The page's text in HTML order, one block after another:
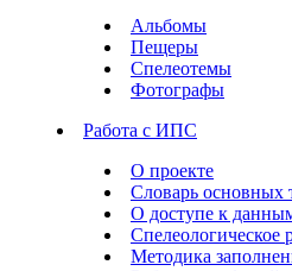
Альбомы
Пещеры
Спелеотемы
Фотографы
Работа с ИПС
О проекте
Словарь основных
О доступе к
Спелеологическое
Методика